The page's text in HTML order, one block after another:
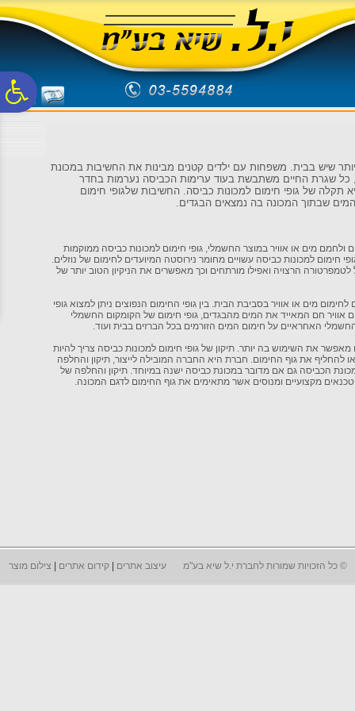
נגישות
אתר
המרכזי
שיש בבית. משפחות עם ילדים קטנים מבינות את החשיבות במכונת
כל שגרת החיים משתבשת בעוד ערימות הכביסה נערמות בחדר
תקלה של גופי חימום למכונות כביסה. החשיבות שלגופי חימום
שבתוך המכונה בה נמצאים הבגדים.
מים או אוויר במוצר החשמלי, גופי חימום למכונות כביסה ממוקמות
למכונות כביסה עשויים מחומר נירוסטה המיועדים לחימום של נוזלים.
הרצויה ואפילו מורתחים וכך מאפשרים את הניקיון הטוב יותר של
מים או אוויר בסביבת הבית. בין גופי החימום הנפוצים ניתן למצוא גופי
אוויר חם המאייד את המים מהבגדים, גופי חימום של הקומקום החשמלי
האחראיים על חימום המים הזורמים בכל הברזים בבית ועוד.
את השימוש בה יותר. תיקון של גופי חימום למכונות כביסה צריך להיות
להחליף את גוף החימום. חברת היא החברה המובילה לייצור, תיקון והחלפה
הכביסה גם אם מדובר במכונת כביסה ישנה במיוחד. תיקון והחלפה של
מקצועיים ומנוסים אשר מתאימים את גוף החימום לדגם המכונה.
© כל הזכויות שמורות לחברת י.ל שיא בע"מ עיצוב אתרים קידום אתרים צילום מוצר